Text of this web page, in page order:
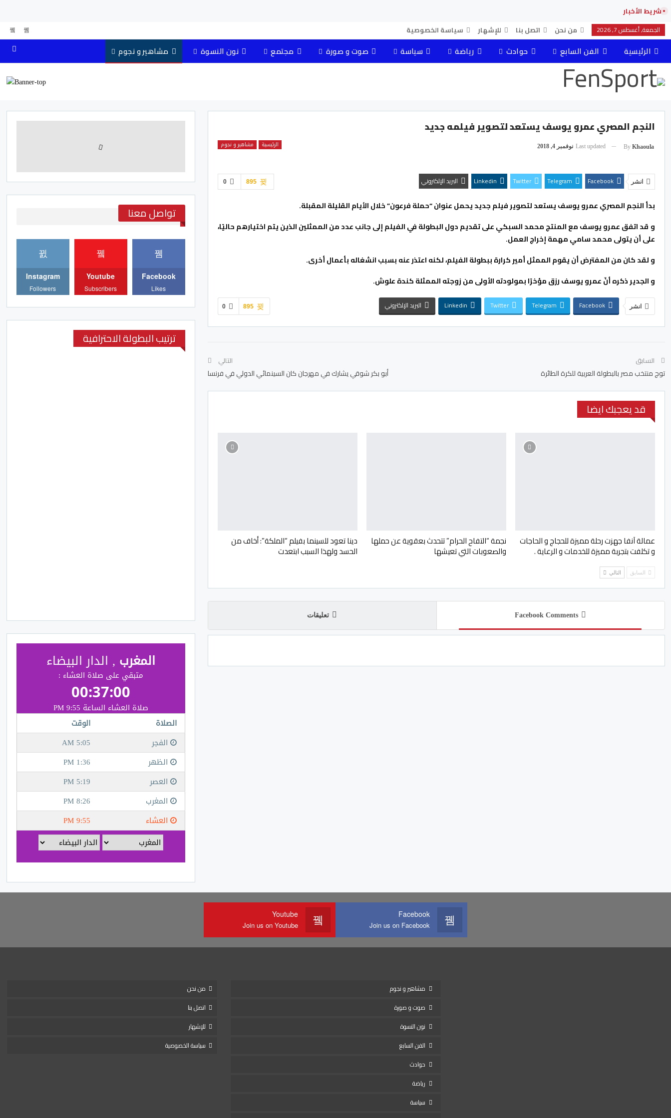
شريط الأخبار
الجمعة, أغسطس 7, 2026 من نحن اتصل بنا للإشهار سياسة الخصوصية
الرئيسية الفن السابع حوادث رياضة سياسة صوت و صورة مجتمع نون النسوة مشاهير و نجوم
النجم المصري عمرو يوسف يستعد لتصوير فيلمه جديد
الرئيسية مشاهير و نجوم By Khaoula
Last updated نوفمبر 4, 2018
0 895 انشر Facebook
Telegram
Twitter
Linkedin البريد الإلكتروني
بدأ النجم المصري عمرو يوسف يستعد لتصوير فيلم جديد يحمل عنوان “حملة فرعون” خلال الأيام القليلة المقبلة.
و قد اتفق عمرو يوسف مع المنتج محمد السبكي على تقديم دول البطولة في الفيلم إلى جانب عدد من الممثلين الذين يتم اختيارهم حاليًا،
على أن يتولى محمد سامي مهمة إخراج العمل.
و لقد كان من المفترض أن يقوم الممثل أمير كرارة ببطولة الفيلم، لكنه اعتذر عنه بسبب انشغاله بأعمال أخرى.
و الجدير ذكره أنّ عمرو يوسف رزق مؤخرًا بمولودته الأولى من زوجته الممثلة كندة علوش.
0 895 انشر Facebook
Telegram
Twitter
Linkedin البريد الإلكتروني
السابق
توج منتخب مصر بالبطولة العربية للكرة الطائرة
التالي
أبو بكر شوقي يشارك في مهرجان كان السينمائي الدولي في فرنسا
قد يعجبك ايضا
عمالة آنفا جهزت رحلة مميزة للحجاج و الحاجات
و تكلفت بتجربة مميزة للخدمات و الرعاية .
نجمة “التفاح الحرام” تتحدث بعقوية عن حملها
والصعوبات التي تعيشها
دينا تعود للسينما بفيلم “الملكة”: أخاف من
الحسد ولهذا السبب ابتعدت
السابق التالي
Facebook Comments تعليقات
تواصل معنا
Facebook
Likes
Youtube
Subscribers
Instagram
Followers
ترتيب البطولة الاحترافية
Facebook
Join us on Facebook
Youtube
Join us on Youtube
مشاهير و نجوم
صوت و صورة
نون النسوة
الفن السابع
حوادث
رياضة
سياسة
من نحن
اتصل بنا
للإشهار
سياسة الخصوصية